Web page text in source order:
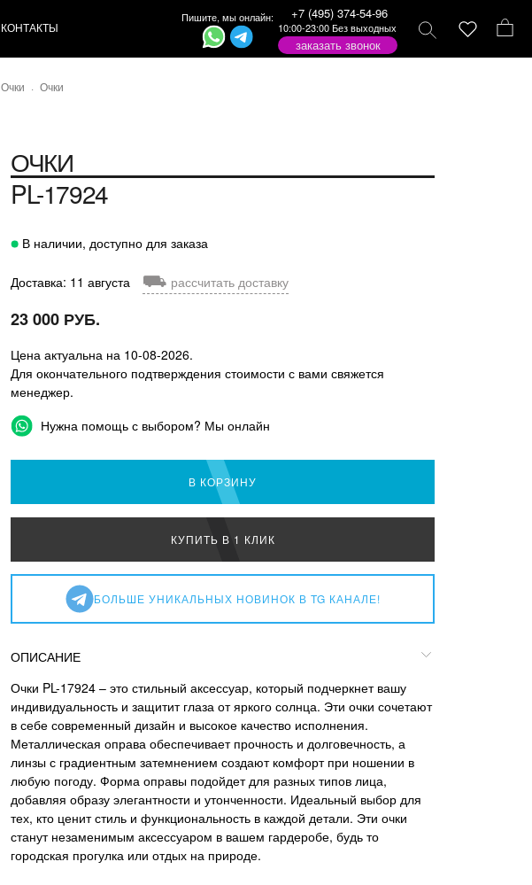
КОНТАКТЫ
Пишите, мы онлайн: +7 (495) 374-54-96
10:00-23:00 Без выходных
заказать звонок
Очки Очки
ОЧКИ
PL-17924
В наличии, доступно для заказа
Доставка: 11 августа ⛟ рассчитать доставку
23 000 РУБ.
Цена актуальна на 10-08-2026.
Для окончательного подтверждения стоимости с вами свяжется
менеджер.
Нужна помощь с выбором? Мы онлайн
В КОРЗИНУ
КУПИТЬ В 1 КЛИК
БОЛЬШЕ УНИКАЛЬНЫХ НОВИНОК В TG КАНАЛЕ!
ОПИСАНИЕ
Очки PL-17924 – это стильный аксессуар, который подчеркнет вашу
индивидуальность и защитит глаза от яркого солнца. Эти очки сочетают
в себе современный дизайн и высокое качество исполнения.
Металлическая оправа обеспечивает прочность и долговечность, а
линзы с градиентным затемнением создают комфорт при ношении в
любую погоду. Форма оправы подойдет для разных типов лица,
добавляя образу элегантности и утонченности. Идеальный выбор для
тех, кто ценит стиль и функциональность в каждой детали. Эти очки
станут незаменимым аксессуаром в вашем гардеробе, будь то
городская прогулка или отдых на природе.